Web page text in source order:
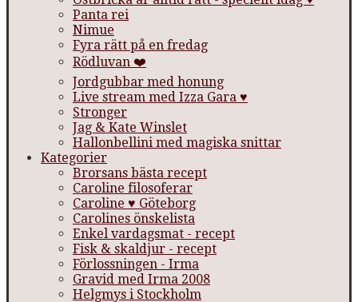
Panta rei
Nimue
Fyra rätt på en fredag
Rödluvan ❤️
Jordgubbar med honung
Live stream med Izza Gara ♥
Stronger
Jag & Kate Winslet
Hallonbellini med magiska snittar
Kategorier
Brorsans bästa recept
Caroline filosoferar
Caroline ♥ Göteborg
Carolines önskelista
Enkel vardagsmat - recept
Fisk & skaldjur - recept
Förlossningen - Irma
Gravid med Irma 2008
Helgmys i Stockholm